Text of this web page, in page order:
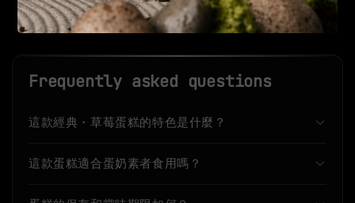
Frequently asked questions
這款經典・草莓蛋糕的特色是什麼？
這款蛋糕適合蛋奶素者食用嗎？